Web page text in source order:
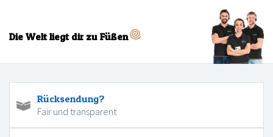
Die Welt liegt dir zu Füßen
Rücksendung?
Fair und transparent